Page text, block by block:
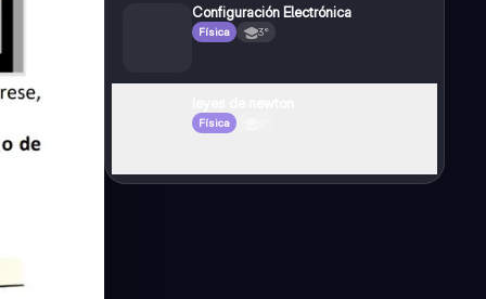
Configuración Electrónica
Física 3°
Física